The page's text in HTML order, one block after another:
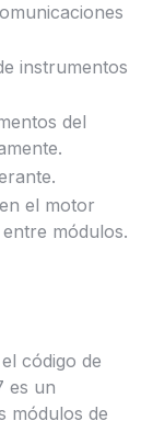
instrumentos
del
el motor
módulos.
código de
es un
módulos de